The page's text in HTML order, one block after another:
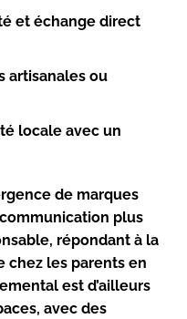
et échange direct
artisanales ou
locale avec un
de marques
plus
répondant à la
chez les parents en
est d’ailleurs
avec des